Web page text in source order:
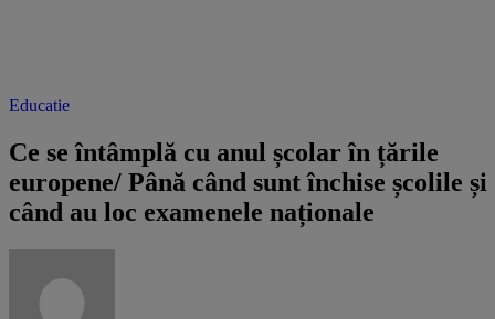
Educatie
Ce se întâmplă cu anul școlar în țările
europene/ Până când sunt închise școlile și
când au loc examenele naționale